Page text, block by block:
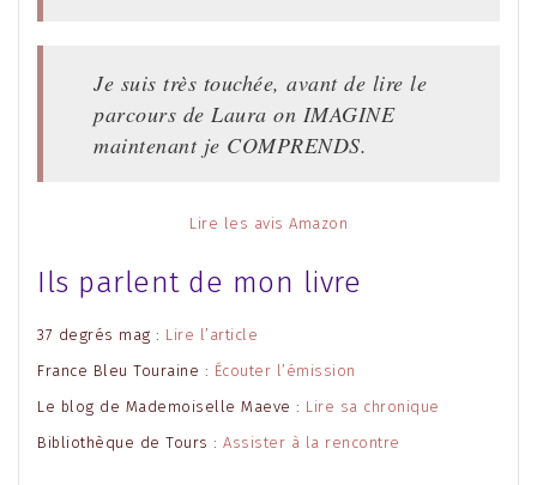
Je suis très touchée, avant de lire le
parcours de Laura on IMAGINE
maintenant je COMPRENDS.
Lire les avis Amazon
Ils parlent de mon livre
37 degrés mag : Lire l’article
France Bleu Touraine : Écouter l’émission
Le blog de Mademoiselle Maeve : Lire sa chronique
Bibliothèque de Tours : Assister à la rencontre